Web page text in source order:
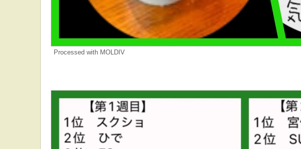
Processed with MOLDIV